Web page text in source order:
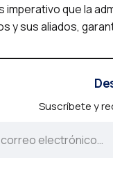
imperativo que la
y sus aliados,
Suscríbete y